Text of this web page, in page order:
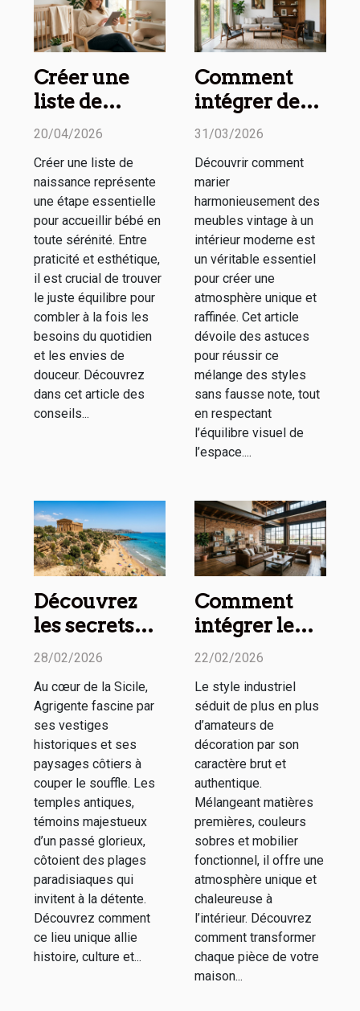
Créer une
liste de
naissance
esthétique :
nos conseils
20/04/2026
Créer une liste de
naissance représente
une étape essentielle
pour accueillir bébé en
toute sérénité. Entre
praticité et esthétique,
il est crucial de trouver
le juste équilibre pour
combler à la fois les
besoins du quotidien
et les envies de
douceur. Découvrez
dans cet article des
conseils...
Comment
intégrer des
meubles
un espace
moderne ?
31/03/2026
Découvrir comment
marier
harmonieusement des
meubles vintage à un
intérieur moderne est
un véritable essentiel
pour créer une
atmosphère unique et
raffinée. Cet article
dévoile des astuces
pour réussir ce
mélange des styles
sans fausse note, tout
en respectant
l’équilibre visuel de
l’espace....
Découvrez
les secrets
des temples
plages
d'Agrigente
28/02/2026
Au cœur de la Sicile,
Agrigente fascine par
ses vestiges
historiques et ses
paysages côtiers à
couper le souffle. Les
temples antiques,
témoins majestueux
d’un passé glorieux,
côtoient des plages
paradisiaques qui
invitent à la détente.
Découvrez comment
ce lieu unique allie
histoire, culture et...
Comment
intégrer le
style
dans votre
intérieur ?
22/02/2026
Le style industriel
séduit de plus en plus
d’amateurs de
décoration par son
caractère brut et
authentique.
Mélangeant matières
premières, couleurs
sobres et mobilier
fonctionnel, il offre une
atmosphère unique et
chaleureuse à
l’intérieur. Découvrez
comment transformer
chaque pièce de votre
maison...